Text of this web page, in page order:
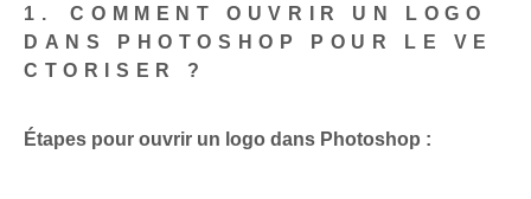
1. ⁢COMMENT OUVRIR UN LOGO
DANS PHOTOSHOP POUR LE VE
CTORISER ?
Étapes pour ouvrir un logo dans Photoshop :